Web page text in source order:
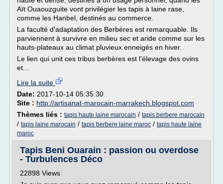
Aït Ouaouzguite vont privilégier les tapis à laine rase,
comme les Hanbel, destinés au commerce.
La faculté d'adaptation des Berbères est remarquable. Ils
parviennent à survivre en milieu sec et aride comme sur les
hauts-plateaux au climat pluvieux enneigés en hiver.
Le lien qui unit ces tribus berbères est l'élevage des ovins
et...
Lire la suite
Date: 2017-10-14 05:35:30
Site : http://artisanat-marocain-marrakech.blogspot.com
Thèmes liés : tapis haute laine marocain / tapis berbere marocain
/ tapis laine marocain / tapis berbere laine maroc / tapis haute laine
maroc
Tapis Beni Ouarain : passion ou overdose
- Turbulences Déco
22898 Views